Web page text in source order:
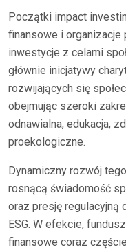
Początki impact
finansowe i organizacje
inwestycje z celami
głównie inicjatywy
rozwijających się
obejmując szeroki
odnawialna, edukacja,
proekologiczne.
Dynamiczny rozwój
rosnącą świadomość
oraz presję regulacyjną
ESG. W efekcie,
finansowe coraz